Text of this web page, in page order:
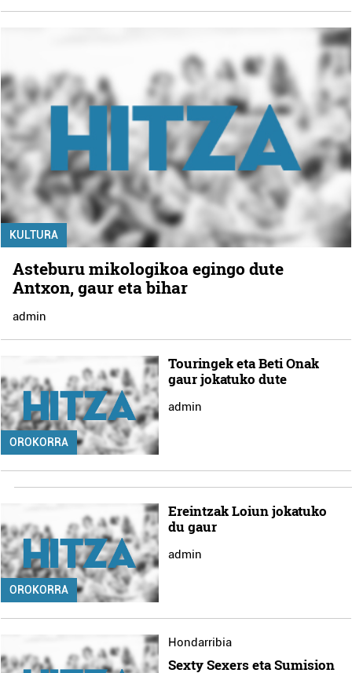
KULTURA
Asteburu mikologikoa egingo dute
Antxon, gaur eta bihar
admin
OROKORRA
Touringek eta Beti Onak
gaur jokatuko dute
admin
OROKORRA
Ereintzak Loiun jokatuko
du gaur
admin
Hondarribia
Sexty Sexers eta Sumision